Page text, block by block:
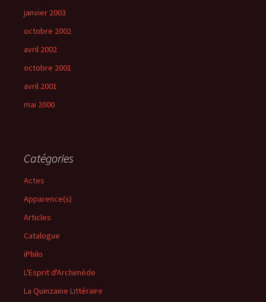
janvier 2003
octobre 2002
avril 2002
octobre 2001
avril 2001
mai 2000
Catégories
Actes
Apparence(s)
Articles
Catalogue
iPhilo
L'Esprit d'Archimède
La Quinzaine Littéraire